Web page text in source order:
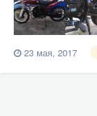
Кожух проверен на
отлично себя
дорабатывал...
23 мая, 2017